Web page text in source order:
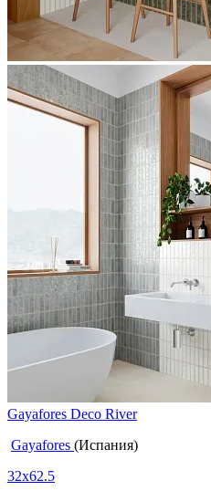
Gayafores Deco River
Gayafores (Испания)
32x62.5